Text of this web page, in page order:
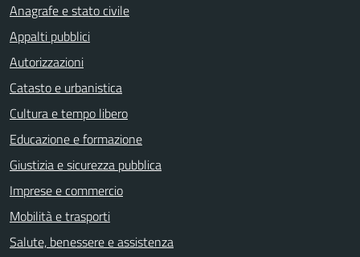
Anagrafe e stato civile
Appalti pubblici
Autorizzazioni
Catasto e urbanistica
Cultura e tempo libero
Educazione e formazione
Giustizia e sicurezza pubblica
Imprese e commercio
Mobilità e trasporti
Salute, benessere e assistenza